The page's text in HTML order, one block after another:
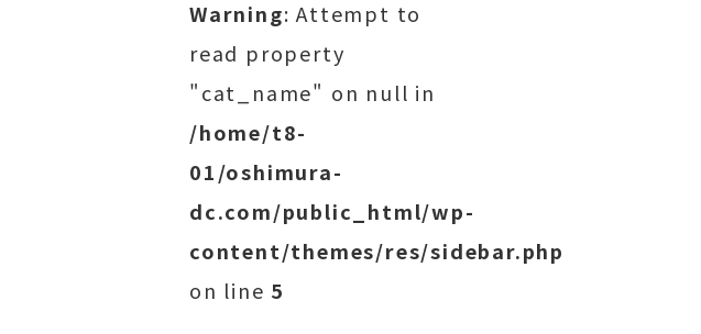
Warning: Attempt to
read property
"cat_name" on null in
/home/t8-
01/oshimura-
dc.com/public_html/wp-
content/themes/res/sidebar.php
on line 5